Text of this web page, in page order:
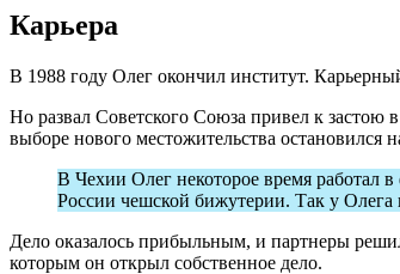
Карьера
В 1988 году Олег окончил институт.
Но развал Советского Союза привел к застою
выборе нового местожительства остановился
В Чехии Олег некоторое время работал
России чешской бижутерии. Так у Олега
Дело оказалось прибыльным, и партнеры
которым он открыл собственное дело.